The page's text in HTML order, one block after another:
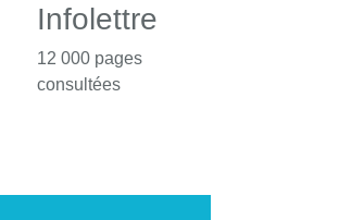
Infolettre
12 000 pages
consultées